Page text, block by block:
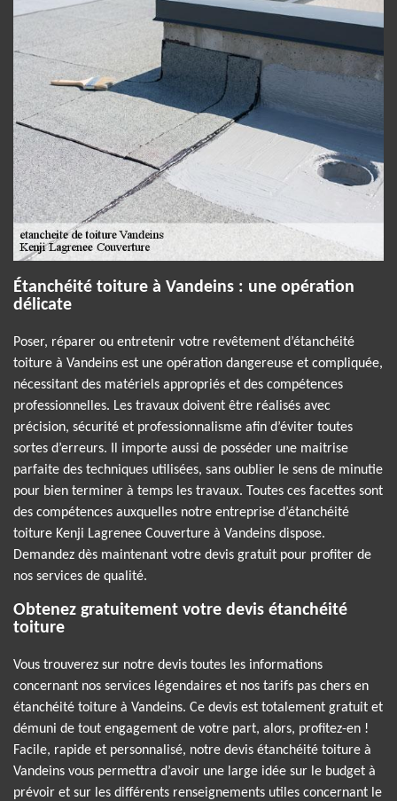
Étanchéité toiture à Vandeins : une opération
délicate
Poser, réparer ou entretenir votre revêtement d’étanchéité
toiture à Vandeins est une opération dangereuse et compliquée,
nécessitant des matériels appropriés et des compétences
professionnelles. Les travaux doivent être réalisés avec
précision, sécurité et professionnalisme afin d’éviter toutes
sortes d’erreurs. Il importe aussi de posséder une maitrise
parfaite des techniques utilisées, sans oublier le sens de minutie
pour bien terminer à temps les travaux. Toutes ces facettes sont
des compétences auxquelles notre entreprise d’étanchéité
toiture Kenji Lagrenee Couverture à Vandeins dispose.
Demandez dès maintenant votre devis gratuit pour profiter de
nos services de qualité.
Obtenez gratuitement votre devis étanchéité
toiture
Vous trouverez sur notre devis toutes les informations
concernant nos services légendaires et nos tarifs pas chers en
étanchéité toiture à Vandeins. Ce devis est totalement gratuit et
démuni de tout engagement de votre part, alors, profitez-en !
Facile, rapide et personnalisé, notre devis étanchéité toiture à
Vandeins vous permettra d’avoir une large idée sur le budget à
prévoir et sur les différents renseignements utiles concernant le